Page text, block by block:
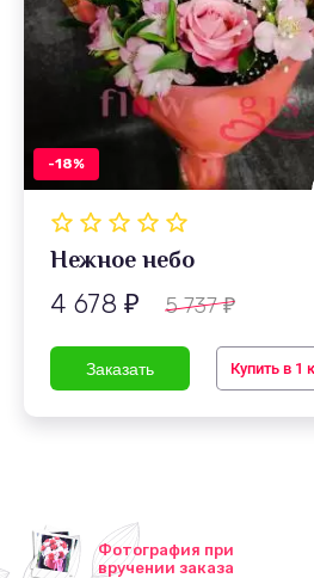
-18%
Нежное небо
4 678 ₽ 5 737₽
Купить в 1
Фотография при
вручении заказа